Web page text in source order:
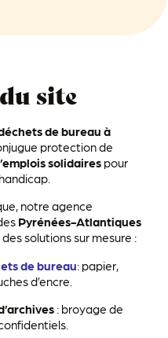
site
de bureau à
protection de
solidairespour
notre agence
Pyrénées-Atlantiques
solutions sur mesure :
de bureau:papier,
d’encre.
: broyage de